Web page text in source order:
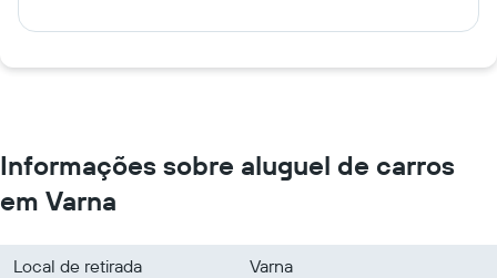
Informações sobre aluguel de carros
em Varna
Local de retirada
Varna